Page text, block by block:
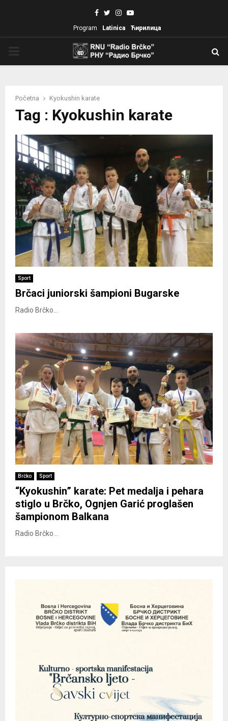
Facebook
TwitterInstagram
Youtube
Program Latinica Ћирилица
Početna Kyokushin karate
Tag : Kyokushin karate
Sport
Brčaci juniorski šampioni Bugarske
Radio Brčko...
Brčko Sport
“Kyokushin” karate: Pet medalja i pehara
stiglo u Brčko, Ognjen Garić proglašen
šampionom Balkana
Radio Brčko...